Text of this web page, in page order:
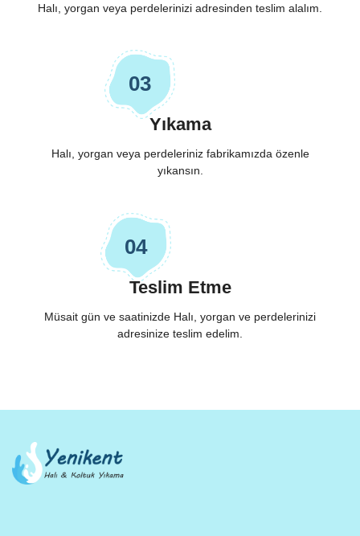
Halı, yorgan veya perdelerinizi adresinden teslim alalım.
03
Yıkama
Halı, yorgan veya perdeleriniz fabrikamızda özenle
yıkansın.
04
Teslim Etme
Müsait gün ve saatinizde Halı, yorgan ve perdelerinizi
adresinize teslim edelim.